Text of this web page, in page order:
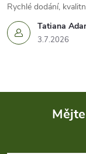
Tatiana
3.7.2026
Rychlé dodání,